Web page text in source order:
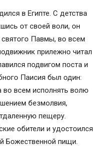
в Египте. С детства
от своей воли, он
Павмы, во всем
прилежно читал
подвигом поста и
Паисия был один:
во всем исполнять волю
безмолвия,
пещеру.
обители и удостоился
Божественной пищи.